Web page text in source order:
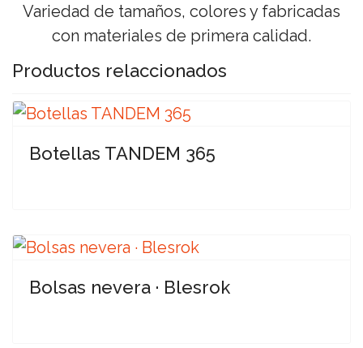
Variedad de tamaños, colores y fabricadas
con materiales de primera calidad.
Productos relaccionados
Botellas TANDEM 365
Bolsas nevera · Blesrok